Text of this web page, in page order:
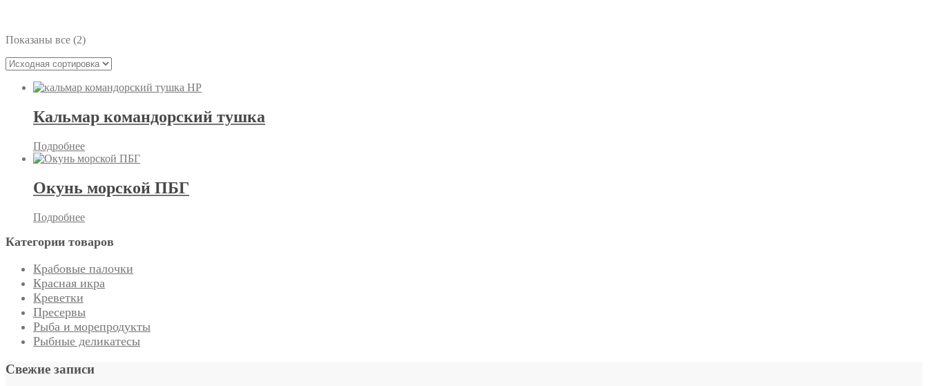
Показаны все (2)
Кальмар командорский тушка
Подробнее
Окунь морской ПБГ
Подробнее
Категории товаров
Крабовые палочки
Красная икра
Креветки
Пресервы
Рыба и морепродукты
Рыбные деликатесы
Свежие записи